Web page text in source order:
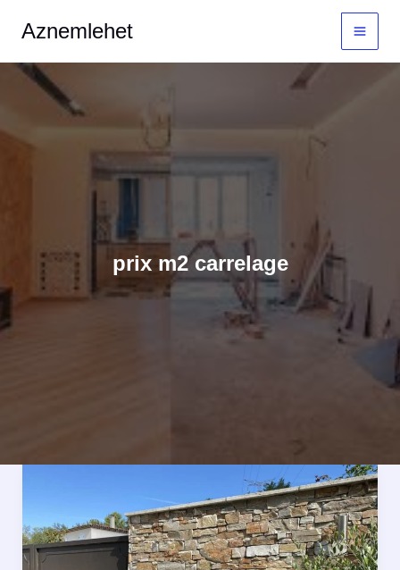
contenu
Aznemlehet
prix m2 carrelage